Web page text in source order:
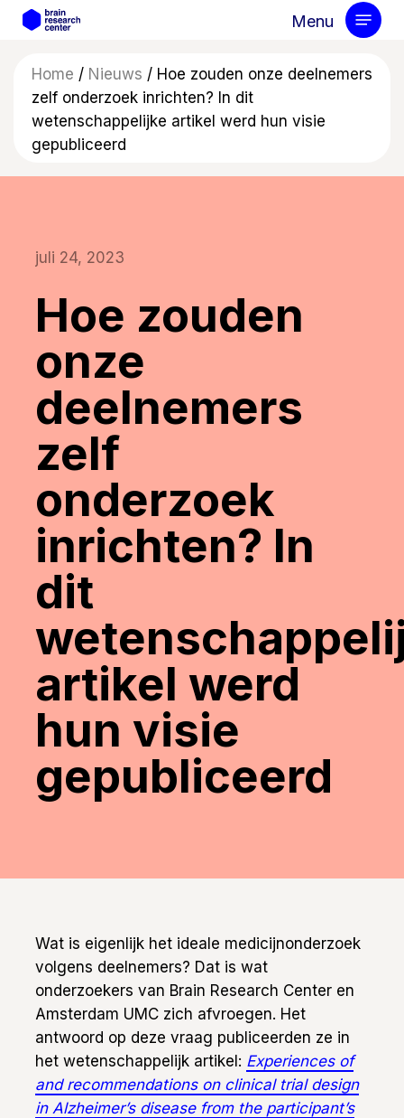
Skip
content
Menu
Home / Nieuws / Hoe zouden onze deelnemers
zelf onderzoek inrichten? In dit
wetenschappelijke artikel werd hun visie
gepubliceerd
juli 24, 2023
Hoe zouden
onze
deelnemers
zelf
onderzoek
inrichten? In
dit
artikel werd
hun visie
gepubliceerd
Wat is eigenlijk het ideale medicijnonderzoek
volgens deelnemers? Dat is wat
onderzoekers van Brain Research Center en
Amsterdam UMC zich afvroegen. Het
antwoord op deze vraag publiceerden ze in
het wetenschappelijk artikel: Experiences of
and recommendations on clinical trial design
in Alzheimer’s disease from the participant’s